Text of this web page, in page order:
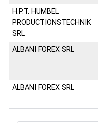
H.P.T. HUMBEL
PRODUCTIONSTECHNIK
SRL
ALBANI FOREX SRL
ALBANI FOREX SRL